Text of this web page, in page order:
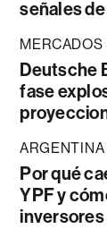
señales
MERCADOS
Deutsche
fase
ARGENTINA
Por qué
YPF y